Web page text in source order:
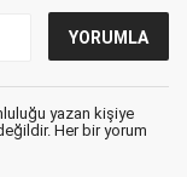
yazan kişiye
Her bir yorum